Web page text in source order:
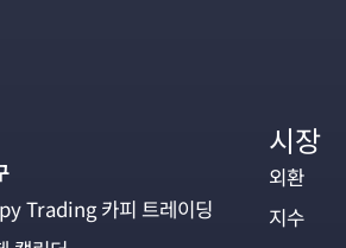
Trading 카피 트레이딩
시장
외환
지수